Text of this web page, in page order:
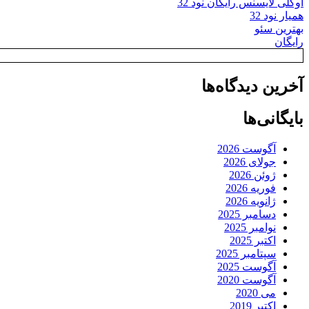
همیار نود 32
بهترین سئو
رایگان
آخرین دیدگاه‌ها
بایگانی‌ها
آگوست 2026
جولای 2026
ژوئن 2026
فوریه 2026
ژانویه 2026
دسامبر 2025
نوامبر 2025
اکتبر 2025
سپتامبر 2025
آگوست 2025
آگوست 2020
می 2020
اکتبر 2019